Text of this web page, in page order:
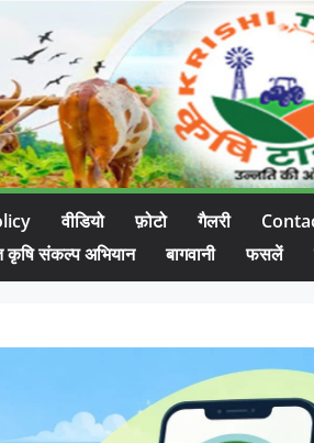
वीडियो फ़ोटो गैलरी
कृषि संकल्प अभियान बागवानी फसलें